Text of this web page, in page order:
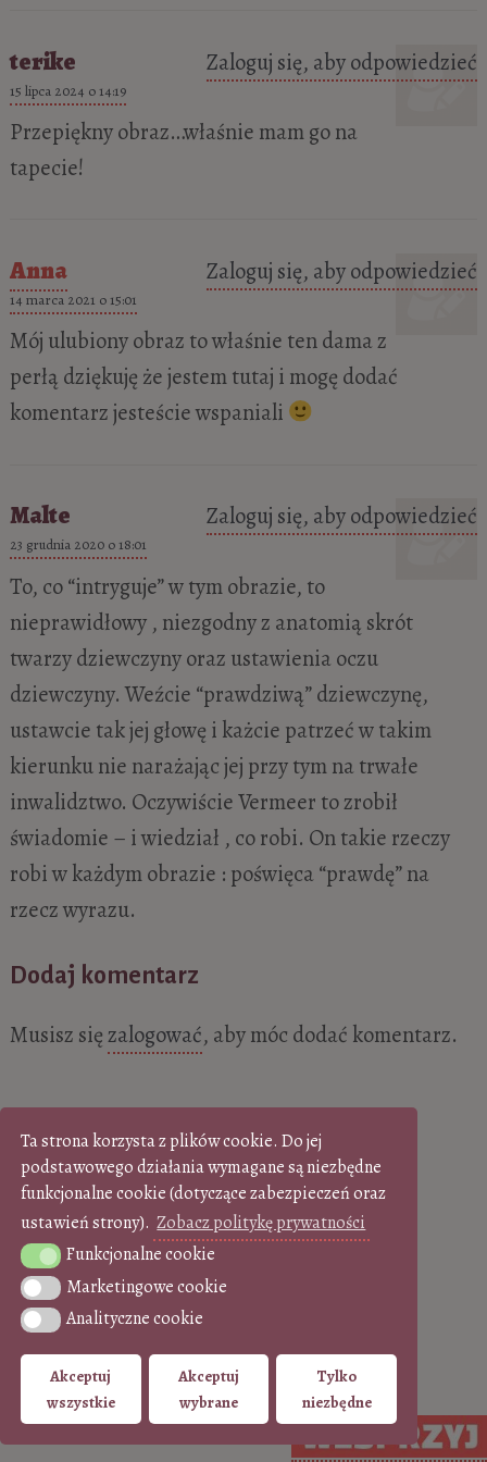
Ta strona korzysta z plików cookie. Do jej
podstawowego działania wymagane są niezbędne
funkcjonalne cookie (dotyczące zabezpieczeń oraz
ustawień strony). Zobacz politykę prywatności
Funkcjonalne cookie
Funkcjonalne cookie
Marketingowe cookie
Marketingowe cookie
Analityczne cookie
Analityczne cookie
Akceptuj
wszystkie
Akceptuj
wybrane
Tylko
niezbędne
terike
15 lipca 2024 o 14:19
Przepiękny obraz…właśnie mam go na
tapecie!
Zaloguj się, aby odpowiedzieć
Anna
14 marca 2021 o 15:01
Mój ulubiony obraz to właśnie ten dama z
perłą dziękuję że jestem tutaj i mogę dodać
komentarz jesteście wspaniali
Zaloguj się, aby odpowiedzieć
Malte
23 grudnia 2020 o 18:01
To, co “intryguje” w tym obrazie, to
nieprawidłowy , niezgodny z anatomią skrót
twarzy dziewczyny oraz ustawienia oczu
dziewczyny. Weźcie “prawdziwą” dziewczynę,
ustawcie tak jej głowę i każcie patrzeć w takim
kierunku nie narażając jej przy tym na trwałe
inwalidztwo. Oczywiście Vermeer to zrobił
świadomie – i wiedział , co robi. On takie rzeczy
robi w każdym obrazie : poświęca “prawdę” na
rzecz wyrazu.
Zaloguj się, aby odpowiedzieć
Dodaj komentarz
Musisz sięzalogować, aby móc dodać komentarz.